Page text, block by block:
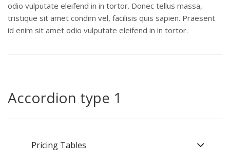
odio vulputate eleifend in in tortor. Donec tellus massa,
tristique sit amet condim vel, facilisis quis sapien. Praesent
id enim sit amet odio vulputate eleifend in in tortor.
Accordion type 1
Pricing Tables